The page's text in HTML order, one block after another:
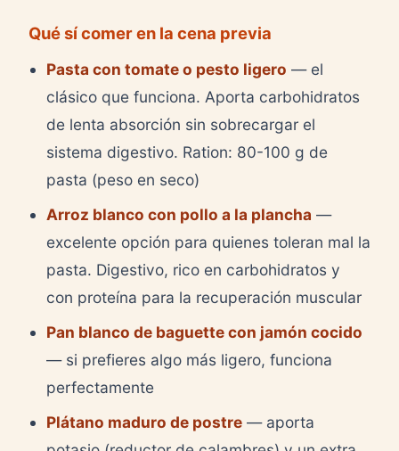
Qué sí comer en la cena previa
Pasta con tomate o pesto ligero — el
clásico que funciona. Aporta carbohidratos
de lenta absorción sin sobrecargar el
sistema digestivo. Ration: 80-100 g de
pasta (peso en seco)
Arroz blanco con pollo a la plancha —
excelente opción para quienes toleran mal la
pasta. Digestivo, rico en carbohidratos y
con proteína para la recuperación muscular
Pan blanco de baguette con jamón cocido
— si prefieres algo más ligero, funciona
perfectamente
Plátano maduro de postre — aporta